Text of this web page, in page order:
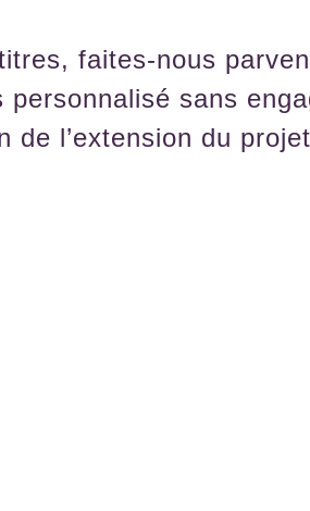
faites-nous
sans
l’extension du